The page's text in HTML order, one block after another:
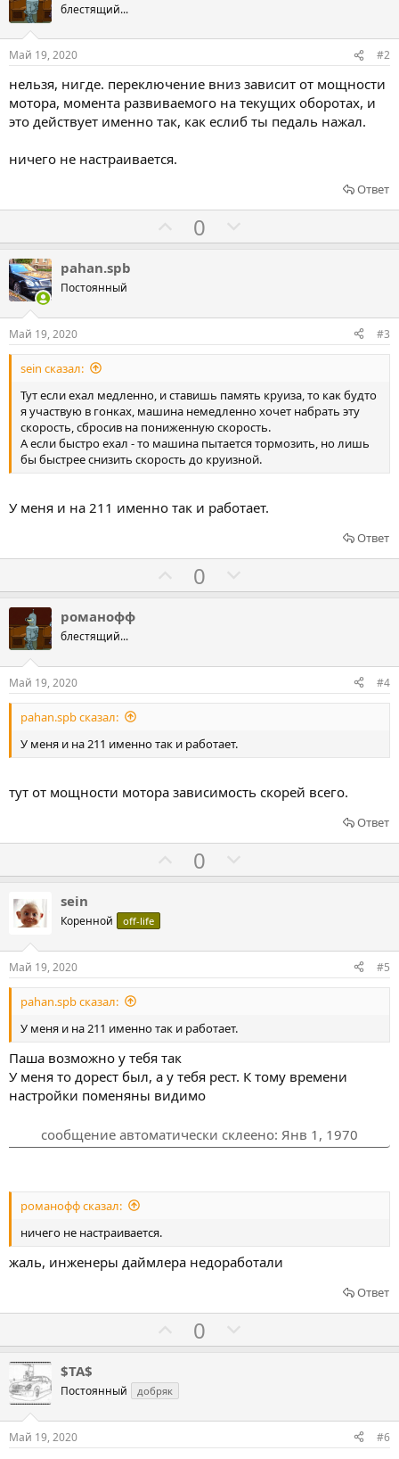
блестящий...
Май 19, 2020 #2
нельзя, нигде. переключение вниз зависит от мощности
мотора, момента развиваемого на текущих оборотах, и
это действует именно так, как еслиб ты педаль нажал.
ничего не настраивается.
Ответ
о
с
в
т
ь
з
а
0
о
с
в
т
ь
п
р
о
т
pahan.spb
Постоянный
Май 19, 2020 #3
sein сказал:
Тут если ехал медленно, и ставишь память круиза, то как будто
я участвую в гонках, машина немедленно хочет набрать эту
скорость, сбросив на пониженную скорость.
А если быстро ехал - то машина пытается тормозить, но лишь
бы быстрее снизить скорость до круизной.
У меня и на 211 именно так и работает.
Ответ
о
с
в
т
ь
з
0
о
с
в
ь
п
т
и
романофф
блестящий...
Май 19, 2020 #4
pahan.spb сказал:
У меня и на 211 именно так и работает.
тут от мощности мотора зависимость скорей всего.
Ответ
о
с
в
т
ь
з
а
0
о
с
в
ь
п
т
и
sein
Коренной off-life
Май 19, 2020 #5
pahan.spb сказал:
У меня и на 211 именно так и работает.
Паша возможно у тебя так
У меня то дорест был, а у тебя рест. К тому времени
настройки поменяны видимо
сообщение автоматически склеено: Янв 1, 1970
романофф сказал:
ничего не настраивается.
жаль, инженеры даймлера недоработали
Ответ
о
о
с
0
о
с
$TA$
Постоянный добряк
Май 19, 2020 #6